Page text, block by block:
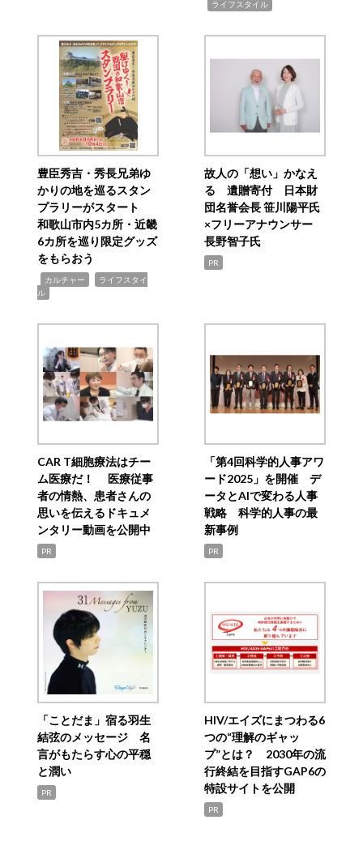
ライフスタイル
豊臣秀吉・秀長兄弟ゆ
かりの地を巡るスタン
プラリーがスタート
和歌山市内5カ所・近畿
6カ所を巡り限定グッズ
をもらおう
カルチャー
ライフスタイ
ル
故人の「想い」かなえ
る 遺贈寄付 日本財
団名誉会長 笹川陽平氏
×フリーアナウンサー
長野智子氏
PR
CAR T細胞療法はチー
ム医療だ！ 医療従事
者の情熱、患者さんの
思いを伝えるドキュメ
ンタリー動画を公開中
PR
「第4回科学的人事アワ
ード2025」を開催 デ
ータとAIで変わる人事
戦略 科学的人事の最
新事例
PR
「ことだま」宿る羽生
結弦のメッセージ 名
言がもたらす心の平穏
と潤い
PR
HIV/エイズにまつわる6
つの“理解のギャッ
プ”とは？ 2030年の流
行終結を目指すGAP6の
特設サイトを公開
PR